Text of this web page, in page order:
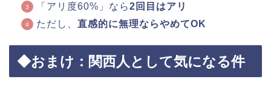
「アリ度60%」なら2回目はアリ
ただし、 直感的に無理ならやめてOK
◆おまけ：関西人として気になる件